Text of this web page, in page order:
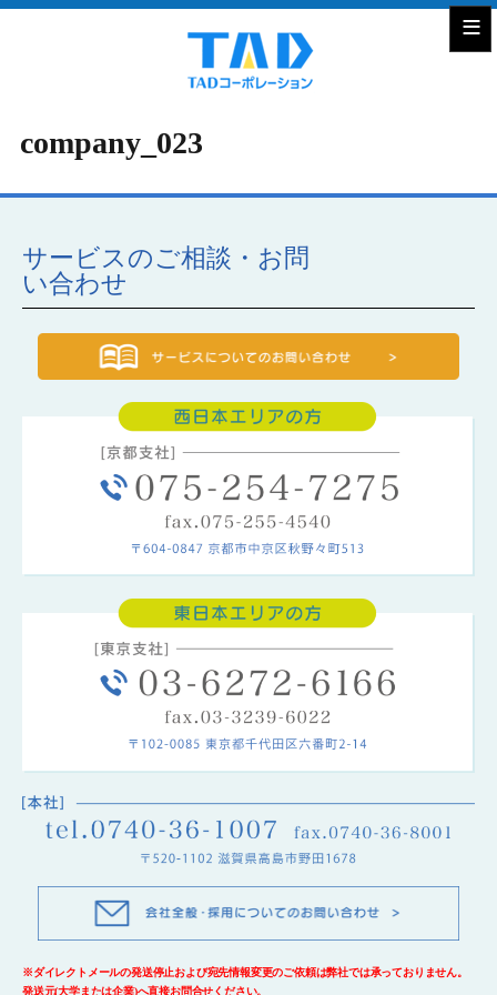
≡
company_023
サービスのご相談・お問
い合わせ
※ダイレクトメールの発送停止および宛先情報変更のご依頼は弊社では承っておりません。
発送元(大学または企業)へ直接お問合せください。